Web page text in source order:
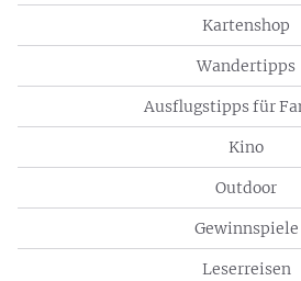
Kartenshop
Wandertipps
Ausflugstipps für
Kino
Outdoor
Gewinnspiele
Leserreisen